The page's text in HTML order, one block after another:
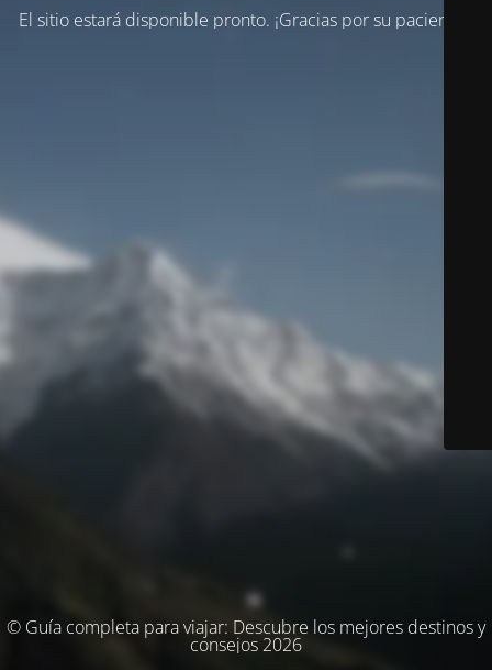
El sitio estará disponible pronto. ¡Gracias por su paciencia!
© Guía completa para viajar: Descubre los mejores destinos y
consejos 2026